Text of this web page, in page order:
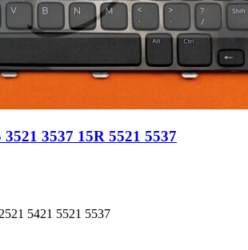
3537 15R 5521 5537
5421 5521 5537